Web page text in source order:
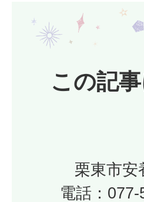
この記
栗東市安
電話：